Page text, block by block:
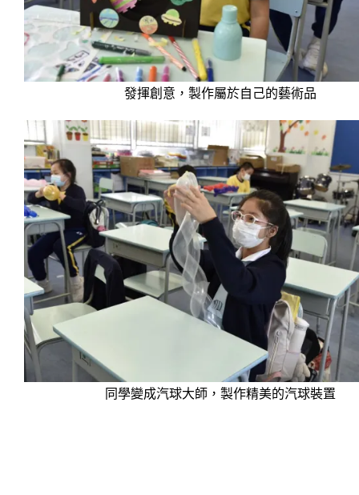
發揮創意，製作屬於自己的藝術品
同學變成汽球大師，製作精美的汽球裝置